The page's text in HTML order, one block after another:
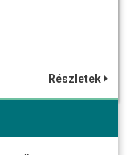
Részletek